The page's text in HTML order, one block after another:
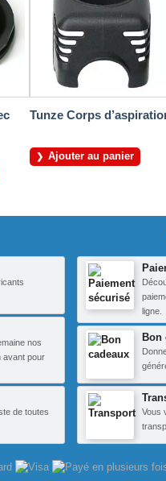
Tunze Corps
Ajouter au panier
nos
avant pour
de toutes
ligne.
Bon
Vous